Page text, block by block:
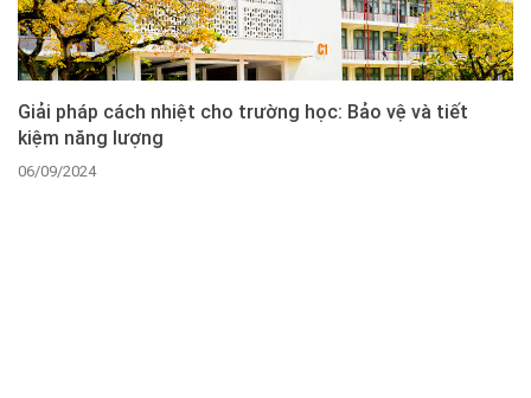
Giải pháp cách nhiệt cho trường học: Bảo vệ và tiết
kiệm năng lượng
06/09/2024